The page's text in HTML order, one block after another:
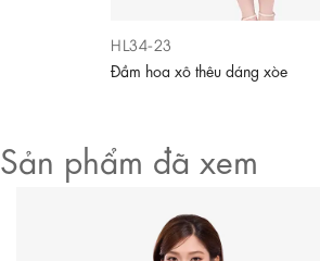
Video
HL34-23
Đầm hoa xô thêu dáng xòe
Sản phẩm đã xem